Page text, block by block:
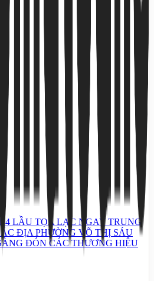
4 LẦU TỌA LẠC NGAY TRUNG
ĐỊA PHƯỜNG VÕ THỊ SÁU
ĐÓN CÁC THƯƠNG HIỆU